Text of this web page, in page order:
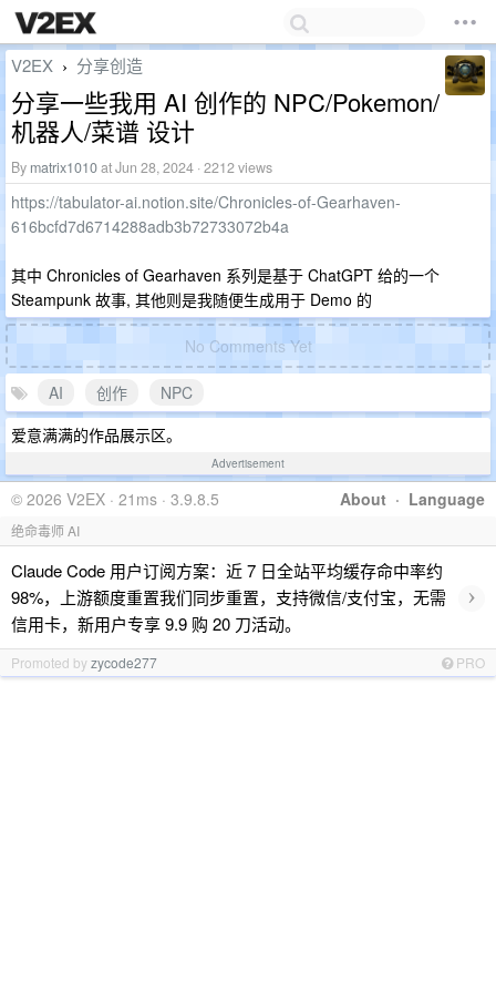
V2EX › 分享创造
分享一些我用 AI 创作的 NPC/Pokemon/
机器人/菜谱 设计
By matrix1010at Jun 28, 2024 · 2212 views
https://tabulator-ai.notion.site/Chronicles-of-Gearhaven-
616bcfd7d6714288adb3b72733072b4a
其中 Chronicles of Gearhaven 系列是基于 ChatGPT 给的一个
Steampunk 故事, 其他则是我随便生成用于 Demo 的
No Comments Yet
AI 创作
NPC
爱意满满的作品展示区。
Advertisement
About · Language
© 2026 V2EX · 21ms · 3.9.8.5
绝命毒师 AI
Claude Code 用户订阅方案：近 7 日全站平均缓存命中率约
98%，上游额度重置我们同步重置，支持微信/支付宝，无需
信用卡，新用户专享 9.9 购 20 刀活动。
›
Promoted byzycode277 PRO